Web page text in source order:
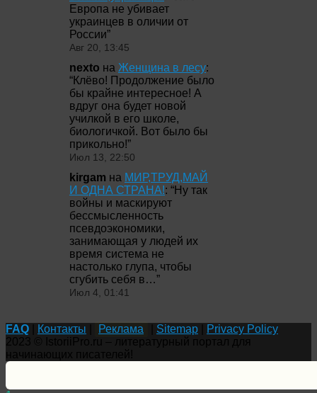
Европа не убивает
украинцев в оличии от
России”
Авг 20, 13:45
nexto на Женщина в лесу:
“Клёво! Продолжение было
бы крайне интересное! А
вдруг она будет новой
училкой в его школе,
биологичкой. Вот было бы
прикольно!”
Июл 13, 22:50
kirgam на МИР,ТРУД,МАЙ
И ОДНА СТРАНА!: “Ну так
войны и маскируют
бессмысленность
псевдоэкономики,
занимающая у людей их
время система не
настолько глупа, чтобы
сгубить себя в…”
Июл 4, 01:41
FAQ Контакты Реклама Sitemap
Privacy Policy